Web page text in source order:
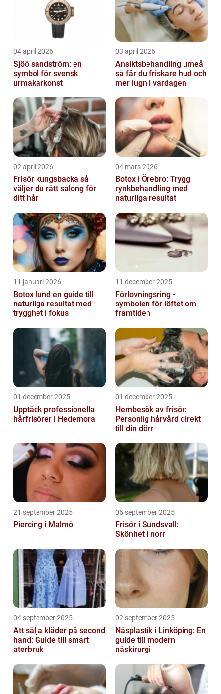
04 april 2026
Sjöö sandström: en
symbol för svensk
urmakarkonst
03 april 2026
Ansiktsbehandling umeå
så får du friskare hud och
mer lugn i vardagen
02 april 2026
Frisör kungsbacka så
väljer du rätt salong för
ditt hår
04 mars 2026
Botox i Örebro: Trygg
rynkbehandling med
naturliga resultat
11 januari 2026
Botox lund en guide till
naturliga resultat med
trygghet i fokus
11 december 2025
Förlovningsring -
symbolen för löftet om
framtiden
01 december 2025
Upptäck professionella
hårfrisörer i Hedemora
01 december 2025
Hembesök av frisör:
Personlig hårvård direkt
till din dörr
21 september 2025
Piercing i Malmö
06 september 2025
Frisör i Sundsvall:
Skönhet i norr
04 september 2025
Att sälja kläder på second
hand: Guide till smart
återbruk
02 september 2025
Näsplastik i Linköping: En
guide till modern
näskirurgi